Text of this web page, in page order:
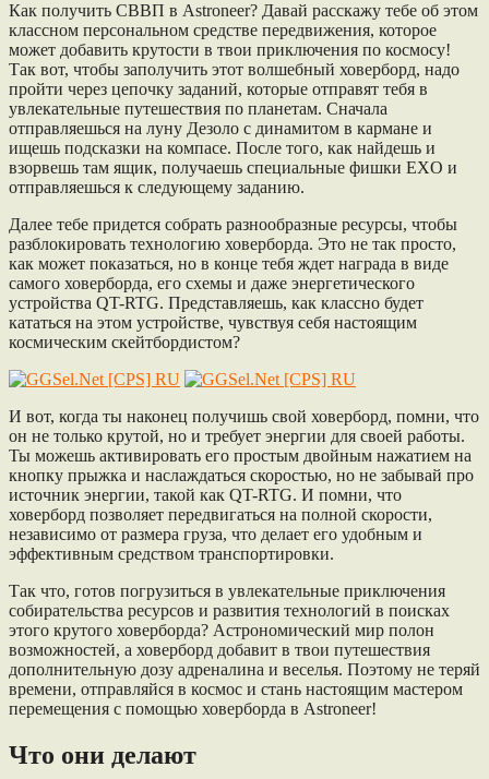
Как получить СВВП в Astroneer? Давай расскажу тебе об этом
классном персональном средстве передвижения, которое
может добавить крутости в твои приключения по космосу!
Так вот, чтобы заполучить этот волшебный ховерборд, надо
пройти через цепочку заданий, которые отправят тебя в
увлекательные путешествия по планетам. Сначала
отправляешься на луну Дезоло с динамитом в кармане и
ищешь подсказки на компасе. После того, как найдешь и
взорвешь там ящик, получаешь специальные фишки EXO и
отправляешься к следующему заданию.
Далее тебе придется собрать разнообразные ресурсы, чтобы
разблокировать технологию ховерборда. Это не так просто,
как может показаться, но в конце тебя ждет награда в виде
самого ховерборда, его схемы и даже энергетического
устройства QT-RTG. Представляешь, как классно будет
кататься на этом устройстве, чувствуя себя настоящим
космическим скейтбордистом?
И вот, когда ты наконец получишь свой ховерборд, помни, что
он не только крутой, но и требует энергии для своей работы.
Ты можешь активировать его простым двойным нажатием на
кнопку прыжка и наслаждаться скоростью, но не забывай про
источник энергии, такой как QT-RTG. И помни, что
ховерборд позволяет передвигаться на полной скорости,
независимо от размера груза, что делает его удобным и
эффективным средством транспортировки.
Так что, готов погрузиться в увлекательные приключения
собирательства ресурсов и развития технологий в поисках
этого крутого ховерборда? Астрономический мир полон
возможностей, а ховерборд добавит в твои путешествия
дополнительную дозу адреналина и веселья. Поэтому не теряй
времени, отправляйся в космос и стань настоящим мастером
перемещения с помощью ховерборда в Astroneer!
Что они делают